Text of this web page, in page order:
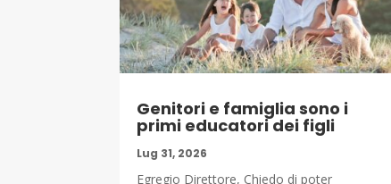
Genitori e famiglia sono i
primi educatori dei figli
Lug 31, 2026
Egregio Direttore, Chiedo di poter